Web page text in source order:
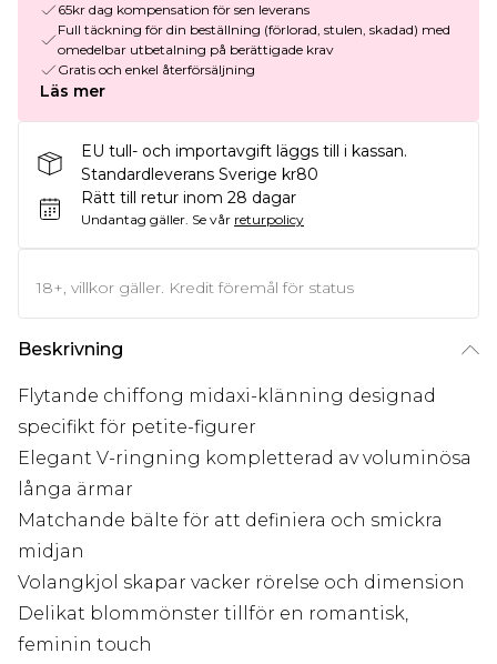
65kr dag kompensation för sen leverans
Full täckning för din beställning (förlorad, stulen, skadad) med
omedelbar utbetalning på berättigade krav
Gratis och enkel återförsäljning
Läs mer
EU tull- och importavgift läggs till i kassan.
Standardleverans Sverige kr80
Rätt till retur inom 28 dagar
Undantag gäller. Se vår returpolicy
18+, villkor gäller. Kredit föremål för status
Beskrivning
Flytande chiffong midaxi-klänning designad
specifikt för petite-figurer
Elegant V-ringning kompletterad av voluminösa
långa ärmar
Matchande bälte för att definiera och smickra
midjan
Volangkjol skapar vacker rörelse och dimension
Delikat blommönster tillför en romantisk,
feminin touch